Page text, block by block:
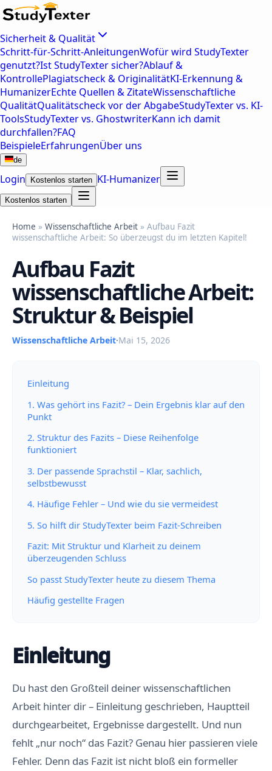
Sicherheit & Qualität
Schritt-für-Schritt-AnleitungenWofür wird StudyTexter
genutzt?Ist StudyTexter sicher?Ablauf &
KontrollePlagiatscheck & OriginalitätKI-Erkennung &
HumanizerEchte Quellen & ZitateWissenschaftliche
QualitätQualitätscheck vor der AbgabeStudyTexter vs. KI-
ToolsStudyTexter vs. GhostwriterKann ich damit
durchfallen?FAQ
BeispieleErfahrungenÜber uns
de
Login Kostenlos starten KI-Humanizer
Kostenlos starten
Home » Wissenschaftliche Arbeit » Aufbau Fazit
wissenschaftliche Arbeit: So überzeugst du im letzten Kapitel!
Aufbau Fazit
wissenschaftliche Arbeit:
Struktur & Beispiel
Wissenschaftliche Arbeit·Mai 15, 2026
Einleitung
1. Was gehört ins Fazit? – Dein Ergebnis klar auf den
Punkt
2. Struktur des Fazits – Diese Reihenfolge
funktioniert
3. Der passende Sprachstil – Klar, sachlich,
selbstbewusst
4. Häufige Fehler – Und wie du sie vermeidest
5. So hilft dir StudyTexter beim Fazit-Schreiben
Fazit: Mit Struktur und Klarheit zu deinem
überzeugenden Schluss
So passt StudyTexter heute zu diesem Thema
Häufig gestellte Fragen
Einleitung
Du hast den Großteil deiner wissenschaftlichen
Arbeit hinter dir – Einleitung geschrieben, Hauptteil
durchgearbeitet, Ergebnisse dargestellt. Und nun
fehlt „nur noch“ das Fazit? Genau hier passieren viele
Fehler. Denn das Fazit ist nicht bloß ein formeller